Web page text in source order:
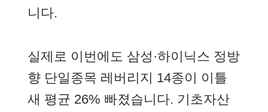
니다.
실제로 이번에도 삼성·하이닉스 정방
향 단일종목 레버리지 14종이 이틀
새 평균 26% 빠졌습니다. 기초자산